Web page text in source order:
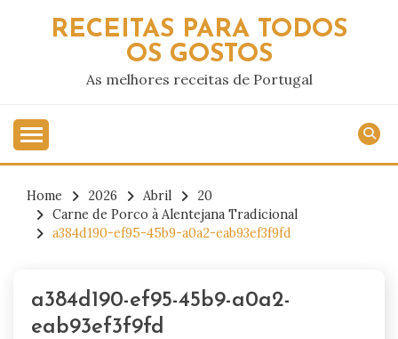
RECEITAS PARA TODOS
OS GOSTOS
As melhores receitas de Portugal
Home 2026 Abril
20
Carne de Porco à Alentejana Tradicional
a384d190-ef95-45b9-a0a2-eab93ef3f9fd
a384d190-ef95-45b9-a0a2-
eab93ef3f9fd